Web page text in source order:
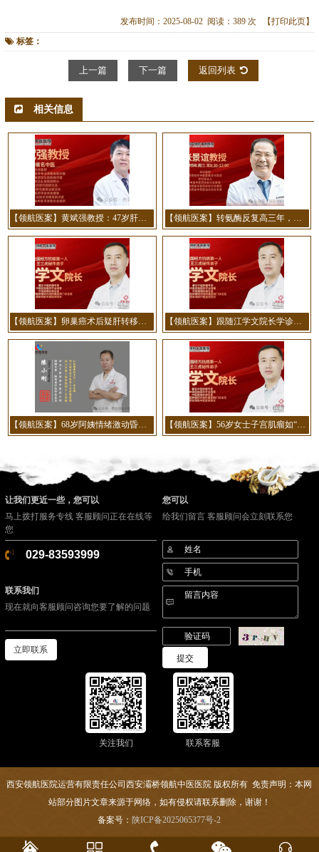
发布时间：2025-08-02 阅读：389 次 【打印此页】
标签：
上一篇 下一篇 返回列表
相关信息
【领航医案】黄斌强教授：47岁肝硬化腹水患者20天消退实录 【领航医案】转氨酶反复高三年，停药就反弹？陕西省名中医张景谊用「芳香化湿」法稳了！
【领航医案】卵巢癌术后疑肝转移，120剂中药消瘤，3个诊疗关键要记牢！江学文院长医案 【领航医案】跟随江学文院长学诊：一例肺癌术后转移患者的诊疗手记
【领航医案】68岁阿姨情绪激动昏倒！西医治疗后难行走，我院陈小刚医生针灸两月助其独立迈步！ 【领航医案】56岁女士子宫肌瘤如“鸡蛋”大小，江学文院长用经方调理两月缩至蚕豆大
让我们更近一些，您可以
马上拨打服务专线 客服顾问正在在线等
您
029-83593999
联系我们
现在就向客服顾问咨询您要了解的问题
立即联系
您可以
给我们留言 客服顾问会立刻联系您
关注我们 联系客服
西安领航医院运营有限责任公司西安灞桥领航中医医院 版权所有 免责声明：本网
站部分图片文章来源于网络，如有侵权请联系删除，谢谢！
备案号：陕ICP备2025065377号-2